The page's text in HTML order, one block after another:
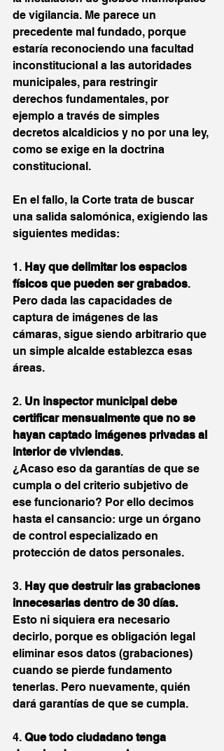
de vigilancia. Me parece un
precedente mal fundado, porque
estaría reconociendo una facultad
inconstitucional a las autoridades
municipales, para restringir
derechos fundamentales, por
ejemplo a través de simples
decretos alcaldicios y no por una ley,
como se exige en la doctrina
constitucional.
En el fallo, la Corte trata de buscar
una salida salomónica, exigiendo las
siguientes medidas:
1. Hay que delimitar los espacios
físicos que pueden ser grabados.
Pero dada las capacidades de
captura de imágenes de las
cámaras, sigue siendo arbitrario que
un simple alcalde establezca esas
áreas.
2. Un inspector municipal debe
certificar mensualmente que no se
hayan captado imágenes privadas al
interior de viviendas.
¿Acaso eso da garantías de que se
cumpla o del criterio subjetivo de
ese funcionario? Por ello decimos
hasta el cansancio: urge un órgano
de control especializado en
protección de datos personales.
3. Hay que destruir las grabaciones
innecesarias dentro de 30 días.
Esto ni siquiera era necesario
decirlo, porque es obligación legal
eliminar esos datos (grabaciones)
cuando se pierde fundamento
tenerlas. Pero nuevamente, quién
dará garantías de que se cumpla.
4. Que todo ciudadano tenga